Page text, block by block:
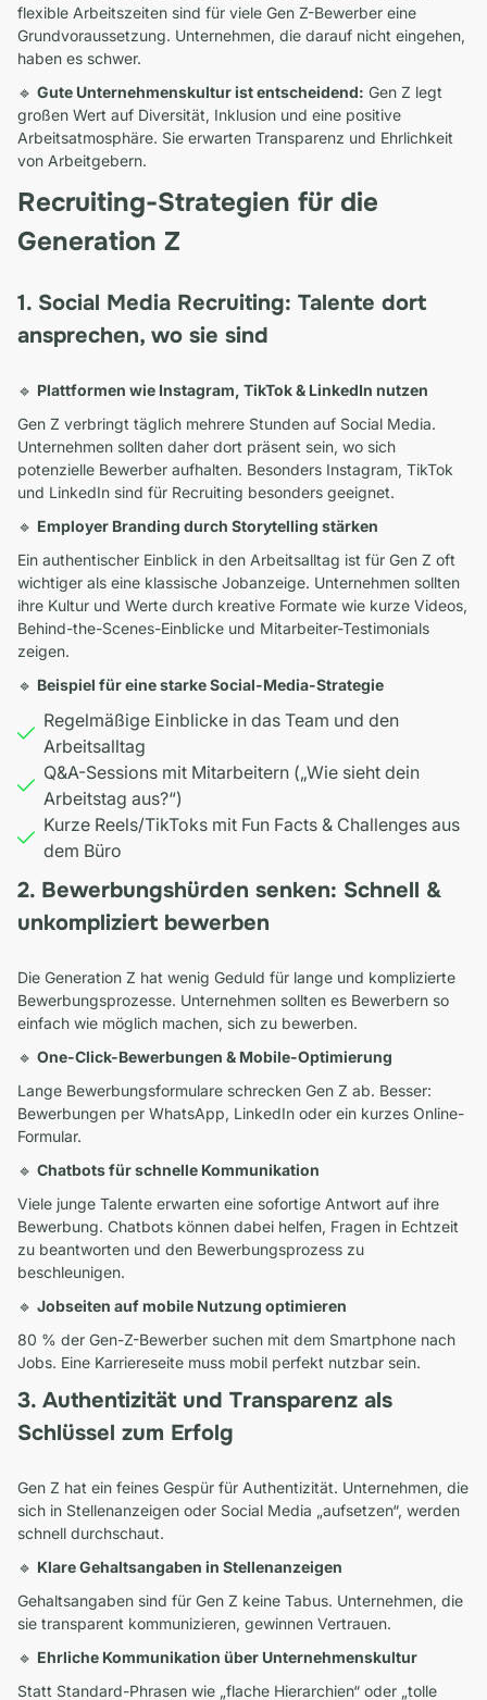
flexible Arbeitszeiten sind für viele Gen Z-Bewerber eine
Grundvoraussetzung. Unternehmen, die darauf nicht eingehen,
haben es schwer.
🔹 Gute Unternehmenskultur ist entscheidend: Gen Z legt
großen Wert auf Diversität, Inklusion und eine positive
Arbeitsatmosphäre. Sie erwarten Transparenz und Ehrlichkeit
von Arbeitgebern.
Recruiting-Strategien für die
Generation Z
1. Social Media Recruiting: Talente dort
ansprechen, wo sie sind
🔹 Plattformen wie Instagram, TikTok & LinkedIn nutzen
Gen Z verbringt täglich mehrere Stunden auf Social Media.
Unternehmen sollten daher dort präsent sein, wo sich
potenzielle Bewerber aufhalten. Besonders Instagram, TikTok
und LinkedIn sind für Recruiting besonders geeignet.
🔹 Employer Branding durch Storytelling stärken
Ein authentischer Einblick in den Arbeitsalltag ist für Gen Z oft
wichtiger als eine klassische Jobanzeige. Unternehmen sollten
ihre Kultur und Werte durch kreative Formate wie kurze Videos,
Behind-the-Scenes-Einblicke und Mitarbeiter-Testimonials
zeigen.
🔹 Beispiel für eine starke Social-Media-Strategie
Regelmäßige Einblicke in das Team und den
Arbeitsalltag
Q&A-Sessions mit Mitarbeitern („Wie sieht dein
Arbeitstag aus?“)
Kurze Reels/TikToks mit Fun Facts & Challenges aus
dem Büro
2. Bewerbungshürden senken: Schnell &
unkompliziert bewerben
Die Generation Z hat wenig Geduld für lange und komplizierte
Bewerbungsprozesse. Unternehmen sollten es Bewerbern so
einfach wie möglich machen, sich zu bewerben.
🔹 One-Click-Bewerbungen & Mobile-Optimierung
Lange Bewerbungsformulare schrecken Gen Z ab. Besser:
Bewerbungen per WhatsApp, LinkedIn oder ein kurzes Online-
Formular.
🔹 Chatbots für schnelle Kommunikation
Viele junge Talente erwarten eine sofortige Antwort auf ihre
Bewerbung. Chatbots können dabei helfen, Fragen in Echtzeit
zu beantworten und den Bewerbungsprozess zu
beschleunigen.
🔹 Jobseiten auf mobile Nutzung optimieren
80 % der Gen-Z-Bewerber suchen mit dem Smartphone nach
Jobs. Eine Karriereseite muss mobil perfekt nutzbar sein.
3. Authentizität und Transparenz als
Schlüssel zum Erfolg
Gen Z hat ein feines Gespür für Authentizität. Unternehmen, die
sich in Stellenanzeigen oder Social Media „aufsetzen“, werden
schnell durchschaut.
🔹 Klare Gehaltsangaben in Stellenanzeigen
Gehaltsangaben sind für Gen Z keine Tabus. Unternehmen, die
sie transparent kommunizieren, gewinnen Vertrauen.
🔹 Ehrliche Kommunikation über Unternehmenskultur
Statt Standard-Phrasen wie „flache Hierarchien“ oder „tolle